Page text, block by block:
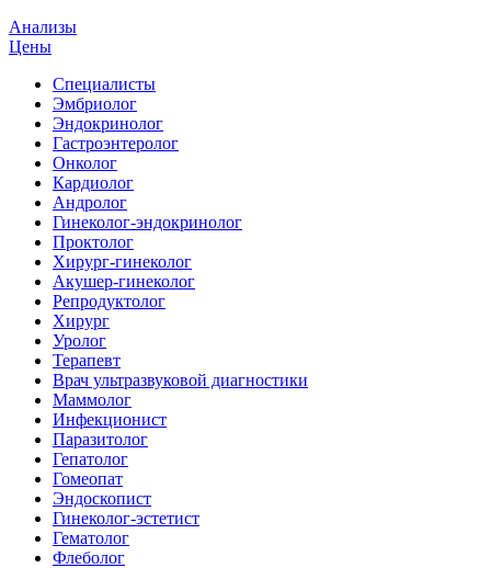
Анализы
Цены
Специалисты
Эмбриолог
Эндокринолог
Гастроэнтеролог
Онколог
Кардиолог
Андролог
Гинеколог-эндокринолог
Проктолог
Хирург-гинеколог
Акушер-гинеколог
Репродуктолог
Хирург
Уролог
Терапевт
Врач ультразвуковой диагностики
Маммолог
Инфекционист
Паразитолог
Гепатолог
Гомеопат
Эндоскопист
Гинеколог-эстетист
Гематолог
Флеболог